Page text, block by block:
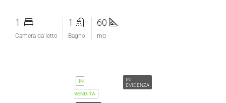
1
Camera da letto
1
Bagno
60
mq
IN
EVIDENZA
IN
VENDITA